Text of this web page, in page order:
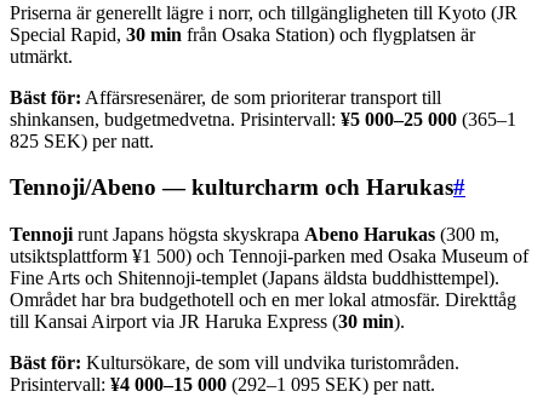
Priserna är generellt lägre i norr, och tillgängligheten till Kyoto (JR
Special Rapid, 30 min från Osaka Station) och flygplatsen är
utmärkt.
Bäst för: Affärsresenärer, de som prioriterar transport till
shinkansen, budgetmedvetna. Prisintervall: ¥5 000–25 000 (365–1
825 SEK) per natt.
Tennoji/Abeno — kulturcharm och Harukas#
Tennoji runt Japans högsta skyskrapa Abeno Harukas (300 m,
utsiktsplattform ¥1 500) och Tennoji-parken med Osaka Museum of
Fine Arts och Shitennoji-templet (Japans äldsta buddhisttempel).
Området har bra budgethotell och en mer lokal atmosfär. Direkttåg
till Kansai Airport via JR Haruka Express (30 min).
Bäst för: Kultursökare, de som vill undvika turistområden.
Prisintervall: ¥4 000–15 000 (292–1 095 SEK) per natt.